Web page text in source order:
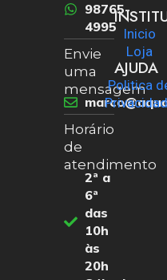
98765-
4995
Envie
uma
mensagem
Horário
de
atendimento
2ª a
6ª
das
10h
às
20h
Inicio
Loja
AJUDA
Politica